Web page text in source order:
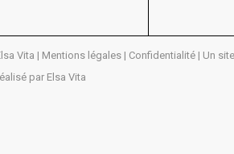
Vita | Mentions légales | Confidentialité | Un site
par Elsa Vita